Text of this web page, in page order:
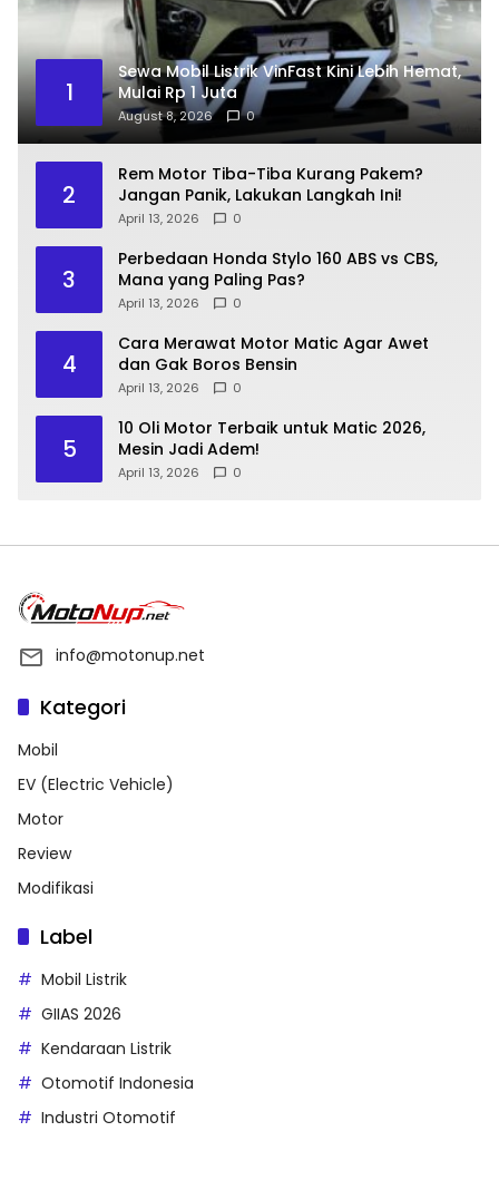
1
Sewa Mobil Listrik VinFast Kini Lebih Hemat,
Mulai Rp 1 Juta
August 8, 2026 0
2
Rem Motor Tiba-Tiba Kurang Pakem?
Jangan Panik, Lakukan Langkah Ini!
April 13, 2026 0
3
Perbedaan Honda Stylo 160 ABS vs CBS,
Mana yang Paling Pas?
April 13, 2026 0
4
Cara Merawat Motor Matic Agar Awet
dan Gak Boros Bensin
April 13, 2026 0
5
10 Oli Motor Terbaik untuk Matic 2026,
Mesin Jadi Adem!
April 13, 2026 0
info@motonup.net
Kategori
Mobil
EV (Electric Vehicle)
Motor
Review
Modifikasi
Label
Mobil Listrik
GIIAS 2026
Kendaraan Listrik
Otomotif Indonesia
Industri Otomotif